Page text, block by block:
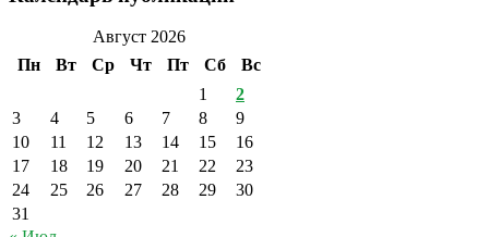
Август 2026
Пн
Вт Ср Чт Пт Сб
Вс
1
2
3
4 5 6 7 8
9
10
11 12 13 14 15
16
17
18 19 20 21 22
23
24
25 26 27 28 29
30
31